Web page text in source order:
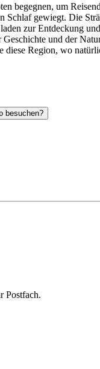
begegnen, um
gewiegt. Die
zur Entdeckung
und der
Region, wo
besuchen?
Postfach.